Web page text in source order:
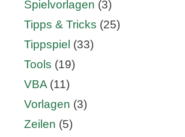
Spielvorlagen (3)
Tipps & Tricks (25)
Tippspiel (33)
Tools (19)
VBA (11)
Vorlagen (3)
Zeilen (5)